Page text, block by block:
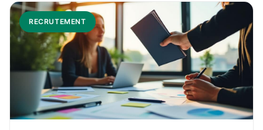
RECRUTEMENT